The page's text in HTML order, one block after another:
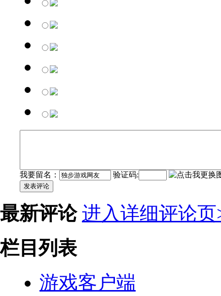
我要留名： 验证码:
发表评论
最新评论 进入详细评论页
栏目列表
游戏客户端